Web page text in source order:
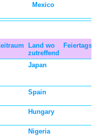
Mexico
Land wo
zutreffend
Feiertagstyp
Japan
Spain
Hungary
Nigeria